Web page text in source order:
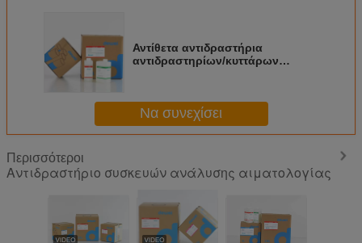
Αντίθετα αντιδραστήρια
αντιδραστηρίων/κυττάρων
Να συνεχίσει
Περισσότεροι
Αντιδραστήριο συσκευών ανάλυσης αιματολογίας